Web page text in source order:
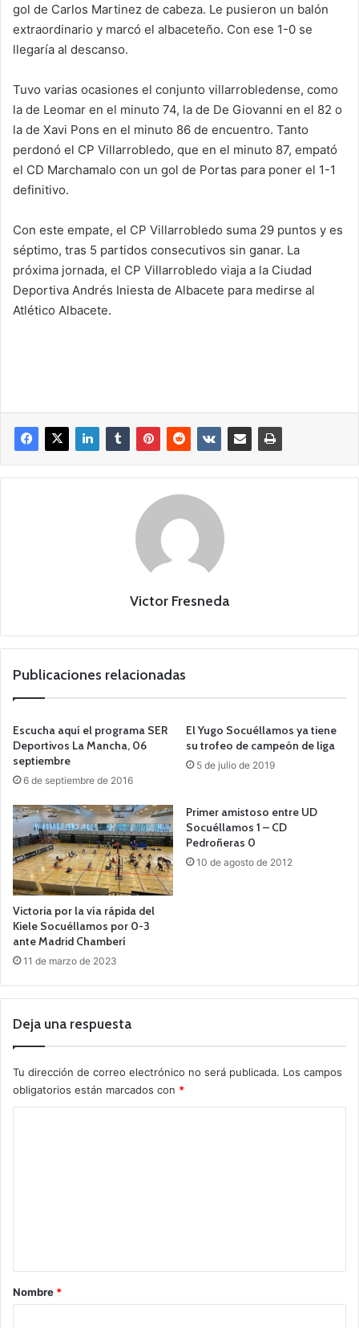
gol de Carlos Martinez de cabeza. Le pusieron un balón
extraordinario y marcó el albaceteño. Con ese 1-0 se
llegaría al descanso.
Tuvo varias ocasiones el conjunto villarrobledense, como
la de Leomar en el minuto 74, la de De Giovanni en el 82 o
la de Xavi Pons en el minuto 86 de encuentro. Tanto
perdonó el CP Villarrobledo, que en el minuto 87, empató
el CD Marchamalo con un gol de Portas para poner el 1-1
definitivo.
Con este empate, el CP Villarrobledo suma 29 puntos y es
séptimo, tras 5 partidos consecutivos sin ganar. La
próxima jornada, el CP Villarrobledo viaja a la Ciudad
Deportiva Andrés Iniesta de Albacete para medirse al
Atlético Albacete.
Victor Fresneda
Publicaciones relacionadas
Escucha aquí el programa SER
Deportivos La Mancha, 06
septiembre
6 de septiembre de 2016
El Yugo Socuéllamos ya tiene
su trofeo de campeón de liga
5 de julio de 2019
Victoria por la vía rápida del
Kiele Socuéllamos por 0-3
ante Madrid Chamberí
11 de marzo de 2023
Primer amistoso entre UD
Socuéllamos 1 – CD
Pedroñeras 0
10 de agosto de 2012
Deja una respuesta
Tu dirección de correo electrónico no será publicada. Los campos
obligatorios están marcados con *
rNombre *